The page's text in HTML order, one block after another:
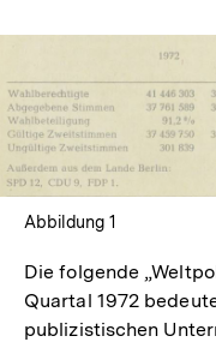
Abbildung 1
Die folgende
Quartal 1972
publizistischen